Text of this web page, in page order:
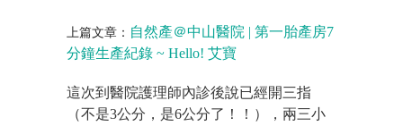
上篇文章： 自然產＠中山醫院 | 第一胎產房7
分鐘生產紀錄 ~ Hello! 艾寶
這次到醫院護理師內診後說已經開三指
（不是3公分，是6公分了！！），兩三小